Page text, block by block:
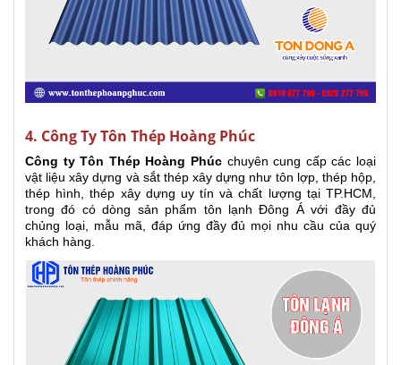
4. Công Ty Tôn Thép Hoàng Phúc
Công ty Tôn Thép Hoàng Phúc chuyên cung cấp các loại
vật liệu xây dựng và sắt thép xây dựng như tôn lợp, thép hộp,
thép hình, thép xây dựng uy tín và chất lượng tại TP.HCM,
trong đó có dòng sản phẩm tôn lạnh Đông Á với đầy đủ
chủng loại, mẫu mã, đáp ứng đầy đủ mọi nhu cầu của quý
khách hàng.